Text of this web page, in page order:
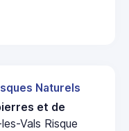
Naturels
et de
Vals Risque